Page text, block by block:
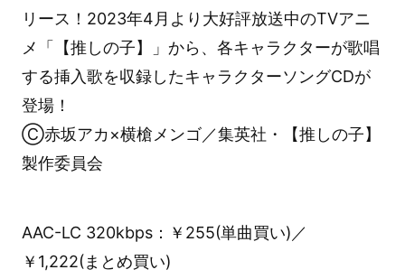
リース！2023年4月より大好評放送中のTVアニ
メ「【推しの子】」から、各キャラクターが歌唱
する挿入歌を収録したキャラクターソングCDが
登場！
Ⓒ赤坂アカ×横槍メンゴ／集英社・【推しの子】
製作委員会
AAC-LC 320kbps：￥255(単曲買い)／
￥1,222(まとめ買い)